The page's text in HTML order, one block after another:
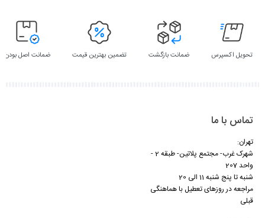
تحویل اکسپرس ضمانت بازگشت تضمین بهترین قیمت ضمانت اصل بودن
تماس با ما
تهران:
شهرک غرب- مجتمع پلاتین- طبقه 2 -
واحد 207
شنبه تا پنج شنبه 11 الی 20
مراجعه در روزهای تعطیل با هماهنگی
قبلی